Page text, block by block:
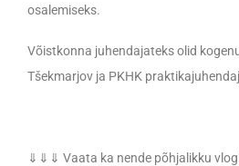
osalemiseks.
Võistkonna juhendajateks olid
Tšekmarjov ja PKHK
⇓⇓⇓ Vaata ka nende põhjalikku